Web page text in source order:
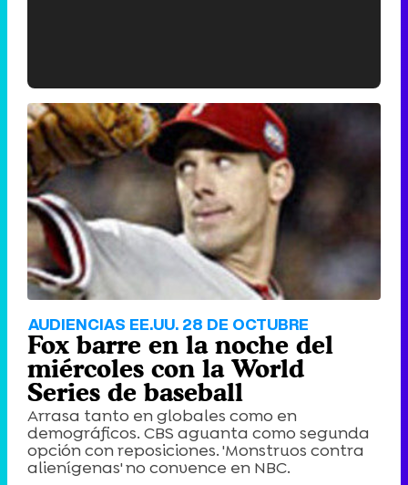
'120 Minutos' celebra sus 2.000 programas en Telemadrid con un vídeo del día a día en la redacción
AUDIENCIAS EE.UU. 28 DE OCTUBRE
Fox barre en la noche del
miércoles con la World
Series de baseball
Arrasa tanto en globales como en
demográficos. CBS aguanta como segunda
opción con reposiciones. 'Monstruos contra
alienígenas' no convence en NBC.